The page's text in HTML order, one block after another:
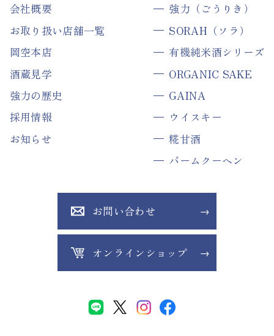
会社概要
お取り扱い店舗一覧
岡空本店
酒蔵見学
強力の歴史
採用情報
お知らせ
強力（ごうりき）
SORAH（ソラ）
有機純米酒シリーズ
ORGANIC SAKE
GAINA
ウイスキー
糀甘酒
バームクーヘン
お問い合わせ
オンラインショップ